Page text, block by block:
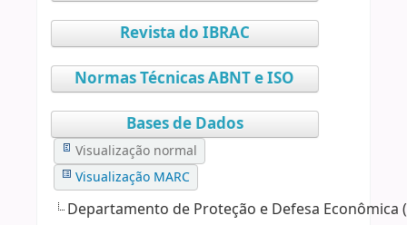
Revista do IBRAC
Normas Técnicas ABNT e ISO
Bases de Dados
Visualização normal
Visualização MARC
Departamento de Proteção e Defesa Econômica